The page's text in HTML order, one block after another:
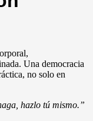
Una democracia
no solo en
hazlo tú mismo.”